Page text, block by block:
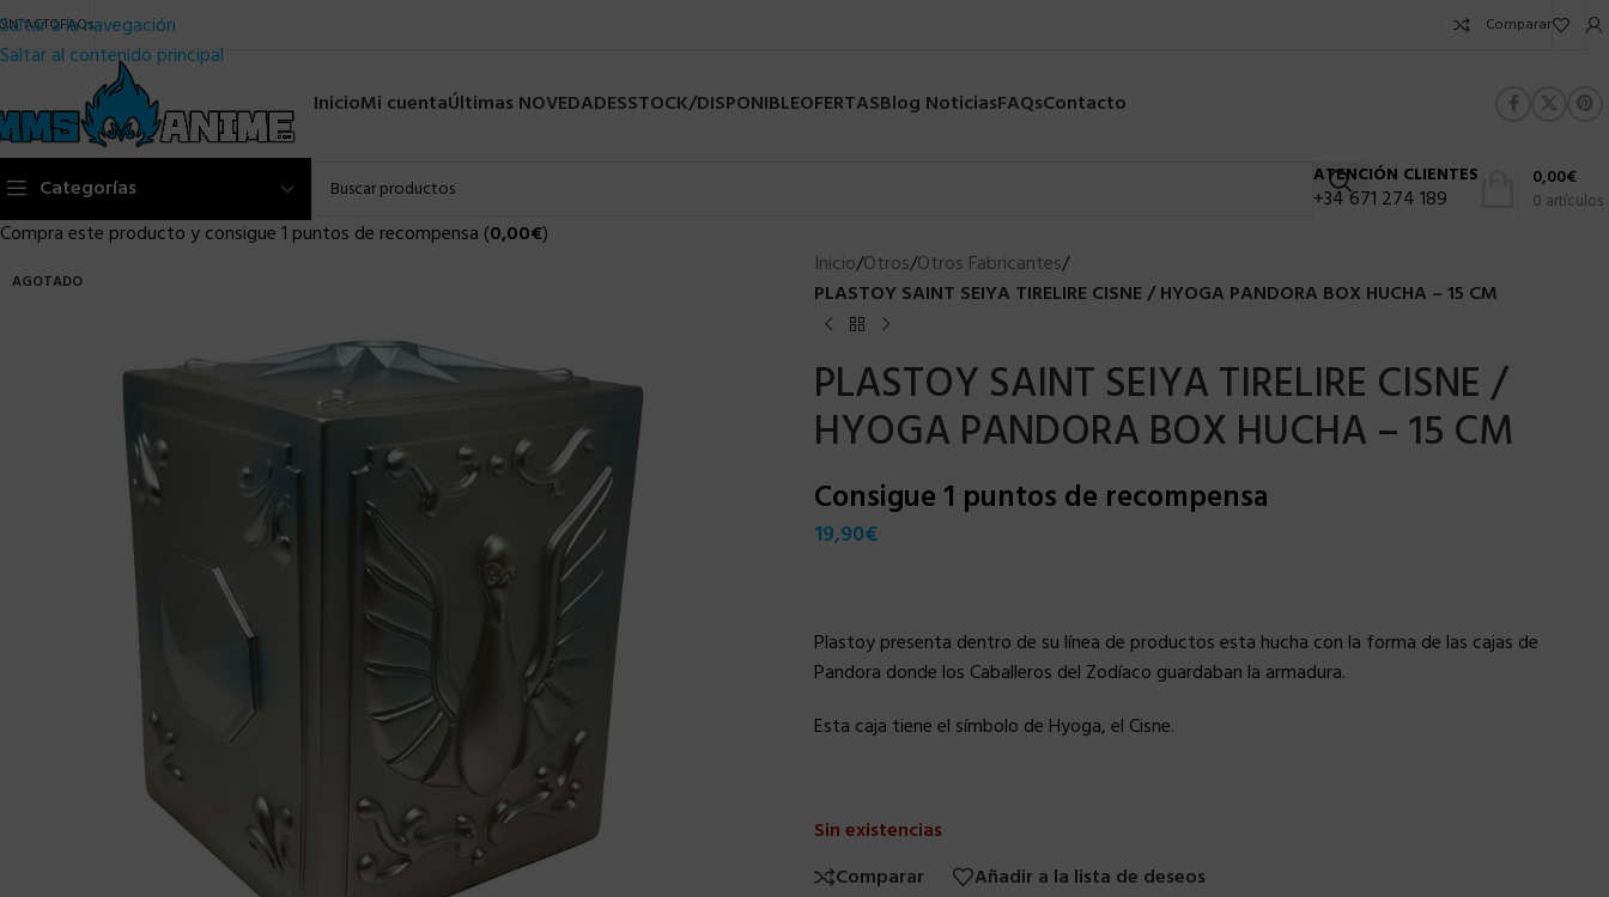
Saltar a la navegación
Saltar al contenido principal
FAQs Comparar
InicioMi cuentaÚltimas NOVEDADESSTOCK/DISPONIBLEOFERTASBlog NoticiasFAQsContacto
Categorías ATENCIÓN CLIENTES
+34 671 274 189 0 artículos
0,00€
Compra este producto y consigue 1 puntos de recompensa (0,00€)
AGOTADO
Inicio/Otros/Otros Fabricantes/
PLASTOY SAINT SEIYA TIRELIRE CISNE / HYOGA PANDORA BOX HUCHA – 15 CM
PLASTOY SAINT SEIYA TIRELIRE CISNE /
HYOGA PANDORA BOX HUCHA – 15 CM
Consigue 1 puntos de recompensa
19,90€
Plastoy presenta dentro de su línea de productos esta hucha con la forma de las cajas de
Pandora donde los Caballeros del Zodíaco guardaban la armadura.
Esta caja tiene el símbolo de Hyoga, el Cisne.
Sin existencias
Comparar
Añadir a la lista de deseos